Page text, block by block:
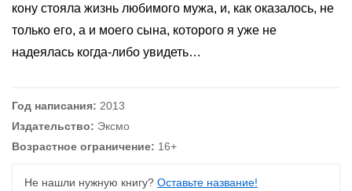
кону стояла жизнь любимого мужа, и, как оказалось, не
только его, а и моего сына, которого я уже не
надеялась когда-либо увидеть…
Год написания: 2013
Издательство: Эксмо
Возрастное ограничение: 16+
Не нашли нужную книгу? Оставьте название!